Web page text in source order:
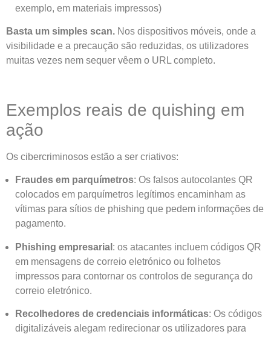
exemplo, em materiais impressos)
Basta um simples scan. Nos dispositivos móveis, onde a
visibilidade e a precaução são reduzidas, os utilizadores
muitas vezes nem sequer vêem o URL completo.
Exemplos reais de quishing em
ação
Os cibercriminosos estão a ser criativos:
Fraudes em parquímetros: Os falsos autocolantes QR
colocados em parquímetros legítimos encaminham as
vítimas para sítios de phishing que pedem informações de
pagamento.
Phishing empresarial : os atacantes incluem códigos QR
em mensagens de correio eletrónico ou folhetos
impressos para contornar os controlos de segurança do
correio eletrónico.
Recolhedores de credenciais informáticas: Os códigos
digitalizáveis alegam redirecionar os utilizadores para